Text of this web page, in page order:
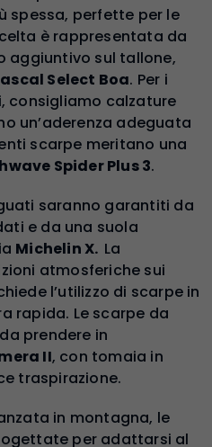
spessa, perfette per le
è rappresentata da
aggiuntivo sul tallone,
Select Boa. Per i
consigliamo calzature
un’aderenza adeguata
scarpe meritano una
Spider Plus 3.
saranno garantiti da
e da una suola
Michelin X. La
atmosferiche sui
l’utilizzo di scarpe in
rapida. Le scarpe da
prendere in
II, con tomaia in
traspirazione.
in montagna, le
per adattarsi al